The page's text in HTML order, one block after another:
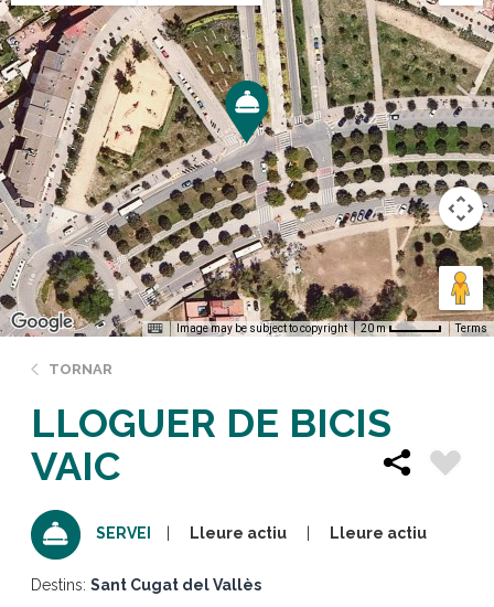
Image may be subject to copyright 20 m Terms
TORNAR
LLOGUER DE BICIS
VAIC
SERVEI Lleure actiu Lleure actiu
Destins: Sant Cugat del Vallès